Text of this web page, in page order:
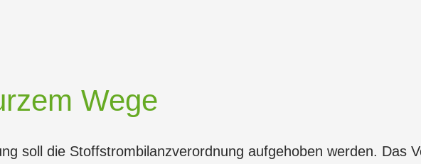
Wege
soll die Stoffstrombilanzverordnung aufgehoben werden. Das